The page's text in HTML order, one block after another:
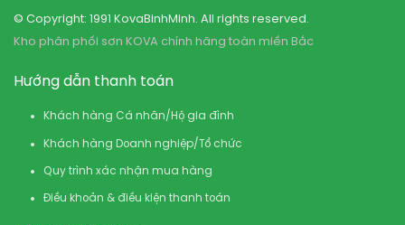
© Copyright: 1991 KovaBinhMinh. All rights reserved.
Kho phân phối sơn KOVA chính hãng toàn miền Bắc
Hướng dẫn thanh toán
Khách hàng Cá nhân/Hộ gia đình
Khách hàng Doanh nghiệp/Tổ chức
Quy trình xác nhận mua hàng
Điều khoản & điều kiện thanh toán